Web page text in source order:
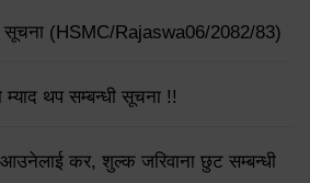
सूचना (HSMC/Rajaswa06/2082/83)
थप सम्बन्धी सूचना !!
आउनेलाई कर, शुल्क जरिवाना छुट सम्बन्धी